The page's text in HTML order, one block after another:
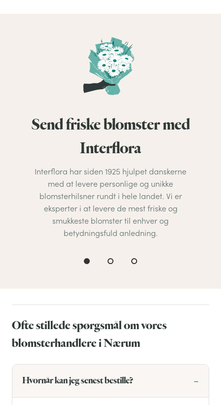
Send friske blomster med
Interflora
Interflora har siden 1925 hjulpet danskerne
med at levere personlige og unikke
blomsterhilsner rundt i hele landet. Vi er
eksperter i at levere de mest friske og
smukkeste blomster til enhver og
betydningsfuld anledning.
Ofte stillede spørgsmål om vores
blomsterhandlere i Nærum
Hvornår kan jeg senest bestille?